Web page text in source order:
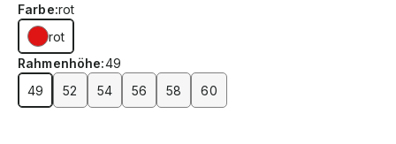
Farbe:rot
rot
Rahmenhöhe:49
49
52 54 56 58 60